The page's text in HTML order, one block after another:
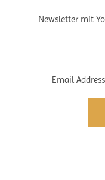
Newsletter mit
Email